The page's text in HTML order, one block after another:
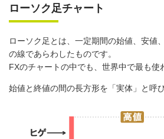
ローソク足チャート
ローソク足とは、一定期間の始値、安値
の線であらわしたものです。
FXのチャートの中でも、世界中で最も使
始値と終値の間の長方形を「実体」と呼び